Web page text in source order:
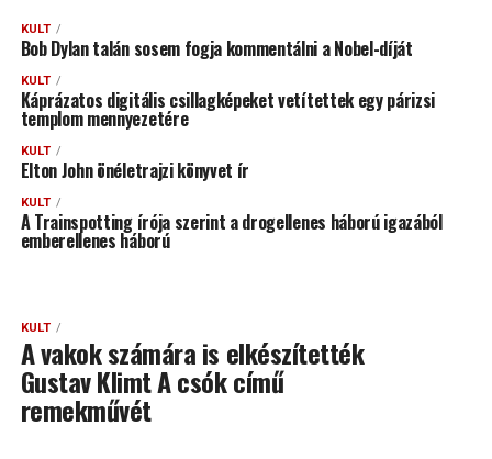
KULT
Bob Dylan talán sosem fogja kommentálni a Nobel-díját
KULT
Káprázatos digitális csillagképeket vetítettek egy párizsi
templom mennyezetére
KULT
Elton John önéletrajzi könyvet ír
KULT
A Trainspotting írója szerint a drogellenes háború igazából
emberellenes háború
KULT
A vakok számára is elkészítették
Gustav Klimt A csók című
remekművét